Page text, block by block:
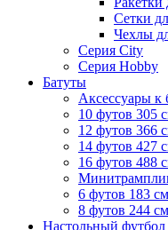
Сетки
Чехлы
Серия City
Серия Hobby
Батуты
Аксессуары к
10 футов 305
12 футов 366
14 футов 427
16 футов 488
6 футов 183 см
8 футов 244 см
Настольный футбол